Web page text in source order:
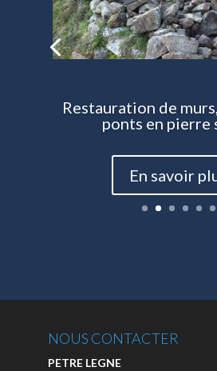
Restauration de
ponts en pierre
En savoir
NOUS CONTACTER
PETRE LEGNE